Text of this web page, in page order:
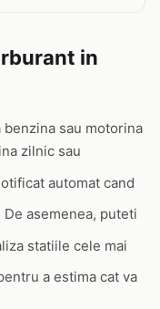
in
sau motorina
zilnic sau
automat cand
asemenea, puteti
statiile cele mai
a estima cat va